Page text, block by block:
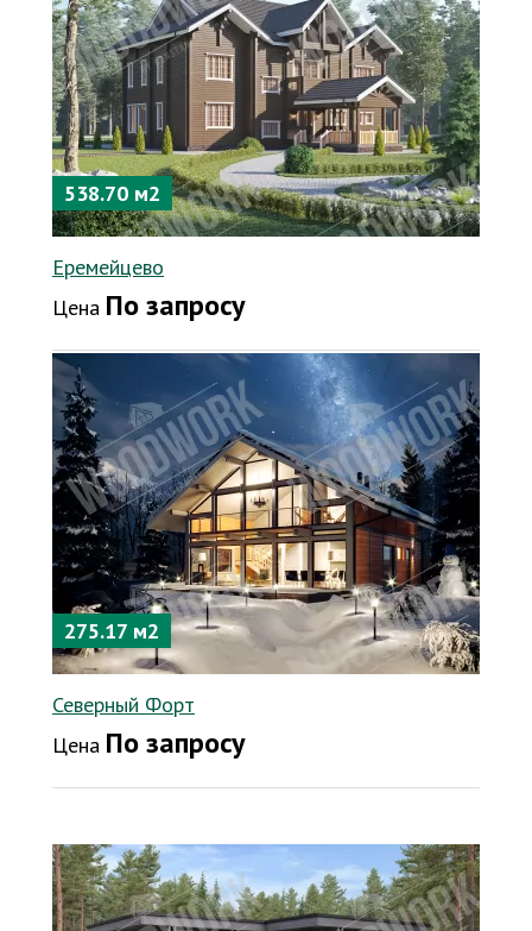
538.70 м2
Еремейцево
Цена По запросу
275.17 м2
Северный Форт
Цена По запросу